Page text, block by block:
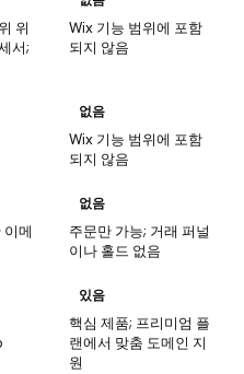
위
서;
Wix 기능 범위에 포함
되지 않음
없음
Wix 기능 범위에 포함
되지 않음
이메
없음
주문만 가능; 거래 퍼널
이나 홀드 없음
있음
핵심 제품; 프리미엄 플
랜에서 맞춤 도메인 지
원